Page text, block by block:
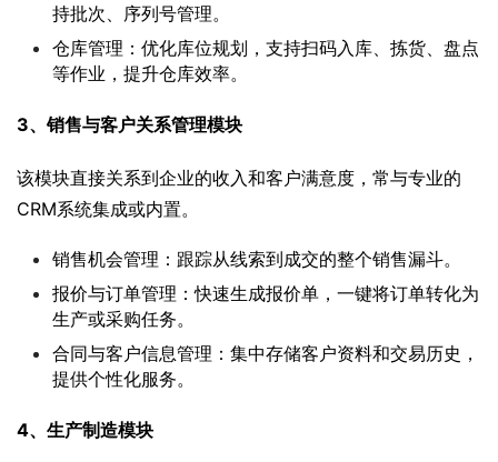
持批次、序列号管理。
仓库管理：优化库位规划，支持扫码入库、拣货、盘点
等作业，提升仓库效率。
3、销售与客户关系管理模块
该模块直接关系到企业的收入和客户满意度，常与专业的
CRM系统集成或内置。
销售机会管理：跟踪从线索到成交的整个销售漏斗。
报价与订单管理：快速生成报价单，一键将订单转化为
生产或采购任务。
合同与客户信息管理：集中存储客户资料和交易历史，
提供个性化服务。
4、生产制造模块